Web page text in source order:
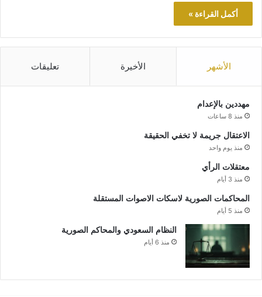
أكمل القراءة »
الأشهر الأخيرة تعليقات
مهددين بالإعدام
منذ 8 ساعات
الاعتقال جريمة لا تخفي الحقيقة
منذ يوم واحد
معتقلات الرأي
منذ 3 أيام
المحاكمات الصورية لاسكات الاصوات المستقلة
منذ 5 أيام
النظام السعودي والمحاكم الصورية
منذ 6 أيام